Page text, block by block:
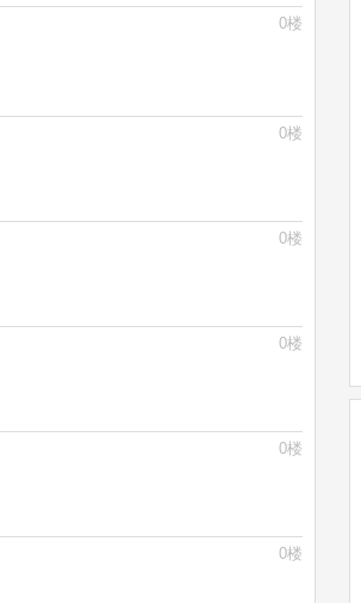
0楼
0楼
0楼
0楼
0楼
0楼